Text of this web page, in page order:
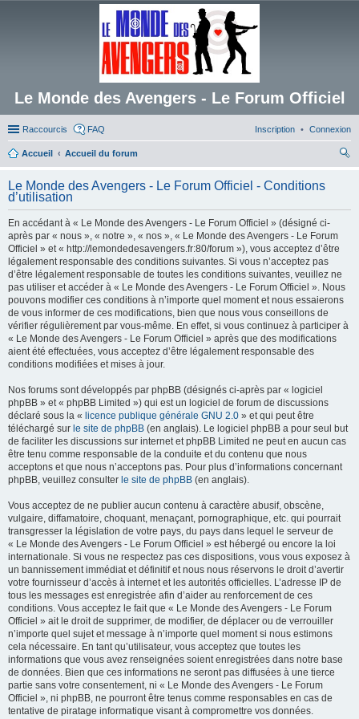
Le Monde des Avengers - Le Forum Officiel
Raccourcis FAQ Connexion
Inscription
Accueil
Accueil du forum
ch
Le Monde des Avengers - Le Forum Officiel - Conditions
d’utilisation
En accédant à « Le Monde des Avengers - Le Forum Officiel » (désigné ci-
après par « nous », « notre », « nos », « Le Monde des Avengers - Le Forum
Officiel » et « http://lemondedesavengers.fr:80/forum »), vous acceptez d’être
légalement responsable des conditions suivantes. Si vous n’acceptez pas
d’être légalement responsable de toutes les conditions suivantes, veuillez ne
pas utiliser et accéder à « Le Monde des Avengers - Le Forum Officiel ». Nous
pouvons modifier ces conditions à n’importe quel moment et nous essaierons
de vous informer de ces modifications, bien que nous vous conseillons de
vérifier régulièrement par vous-même. En effet, si vous continuez à participer à
« Le Monde des Avengers - Le Forum Officiel » après que des modifications
aient été effectuées, vous acceptez d’être légalement responsable des
conditions modifiées et mises à jour.
Nos forums sont développés par phpBB (désignés ci-après par « logiciel
phpBB » et « phpBB Limited ») qui est un logiciel de forum de discussions
déclaré sous la « licence publique générale GNU 2.0 » et qui peut être
téléchargé sur le site de phpBB (en anglais). Le logiciel phpBB a pour seul but
de faciliter les discussions sur internet et phpBB Limited ne peut en aucun cas
être tenu comme responsable de la conduite et du contenu que nous
acceptons et que nous n’acceptons pas. Pour plus d’informations concernant
phpBB, veuillez consulter le site de phpBB (en anglais).
Vous acceptez de ne publier aucun contenu à caractère abusif, obscène,
vulgaire, diffamatoire, choquant, menaçant, pornographique, etc. qui pourrait
transgresser la législation de votre pays, du pays dans lequel le serveur de
« Le Monde des Avengers - Le Forum Officiel » est hébergé ou encore la loi
internationale. Si vous ne respectez pas ces dispositions, vous vous exposez à
un bannissement immédiat et définitif et nous nous réservons le droit d’avertir
votre fournisseur d’accès à internet et les autorités officielles. L’adresse IP de
tous les messages est enregistrée afin d’aider au renforcement de ces
conditions. Vous acceptez le fait que « Le Monde des Avengers - Le Forum
Officiel » ait le droit de supprimer, de modifier, de déplacer ou de verrouiller
n’importe quel sujet et message à n’importe quel moment si nous estimons
cela nécessaire. En tant qu’utilisateur, vous acceptez que toutes les
informations que vous avez renseignées soient enregistrées dans notre base
de données. Bien que ces informations ne seront pas diffusées à une tierce
partie sans votre consentement, ni « Le Monde des Avengers - Le Forum
Officiel », ni phpBB, ne pourront être tenus comme responsables en cas de
tentative de piratage informatique visant à compromettre vos données.